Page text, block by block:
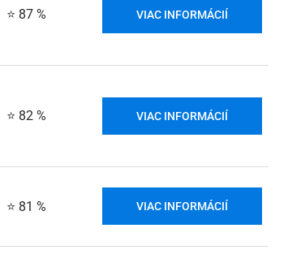
⭐ 87 % VIAC INFORMÁCIÍ
⭐ 82 % VIAC INFORMÁCIÍ
⭐ 81 % VIAC INFORMÁCIÍ